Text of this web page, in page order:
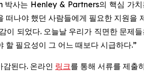
박사는 Henley & Partners의 핵심 가
떠나야 했던 사람들에게 필요한 지원
이 되었다. 오늘날 우리가 직면한 문제
할 필요성이 그 어느 때보다 시급하다.”
된다. 온라인 링크를 통해 서류를 제출